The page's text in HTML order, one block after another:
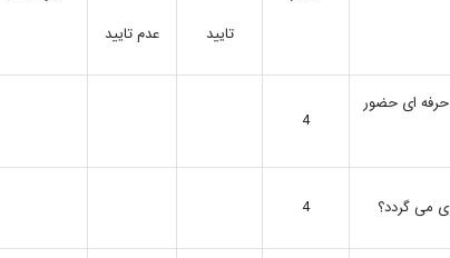
تایید
عدم تایید
حرفه ای حضور
4
می گردد؟ 4